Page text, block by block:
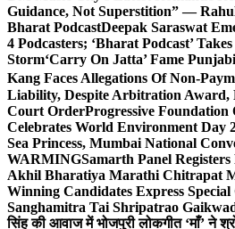
Guidance, Not Superstition” —
Bharat PodcastDeepak Saraswat
4 Podcasters; ‘Bharat Podcast’
Storm‘Carry On Jatta’ Fame
Kang Faces Allegations Of Non-
Liability, Despite Arbitration Award,
Court OrderProgressive
Celebrates World Environment Day
Sea Princess, Mumbai National
WARMINGSamarth Panel
Akhil Bharatiya Marathi Chitrapat
Winning Candidates Express
Sanghamitra Tai Shripatrao
सिंह की आवाज में भोजपुरी लोकगीत ‘माँ’ ने